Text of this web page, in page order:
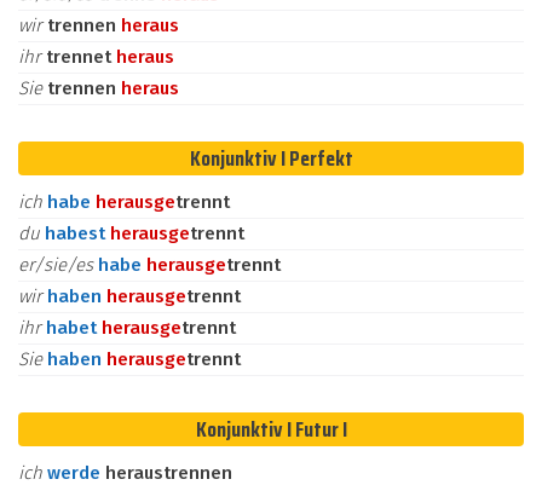
wirtrennen heraus
ihrtrennet heraus
Sie trennen heraus
Konjunktiv I Perfekt
ich habe herausgetrennt
du habest herausgetrennt
er/sie/es habe herausgetrennt
wirhaben herausgetrennt
ihrhabet herausgetrennt
Sie haben herausgetrennt
Konjunktiv I Futur I
ich werde heraustrennen